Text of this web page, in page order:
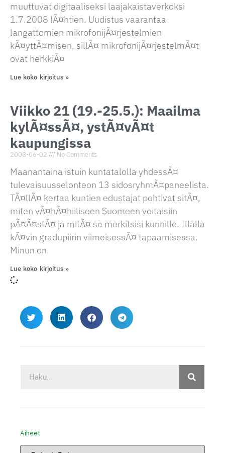
muuttuvat digitaaliseksi laajakaistaverkoksi
1.7.2008 lÃ¤htien. Uudistus vaarantaa
langattomien mikrofonijÃ¤rjestelmien
kÃ¤yttÃ¤misen, sillÃ¤ mikrofonijÃ¤rjestelmÃ¤t
ovat herkkiÃ¤
Lue koko kirjoitus »
Viikko 21 (19.-25.5.): Maailma
kylÃ¤ssÃ¤, ystÃ¤vÃ¤t
kaupungissa
2008-06-02 No Comments
Maanantaina istuin kuntatalolla yhdessÃ¤
tulevaisuusselonteon 13 sidosryhmÃ¤paneelista.
TÃ¤llÃ¤ kertaa kuntien edustajat pohtivat sitÃ¤,
miten vÃ¤hÃ¤hiiliseen Suomeen voitaisiin
pÃ¤Ã¤stÃ¤ ja mitÃ¤ se merkitsisi kunnille. Illalla
kÃ¤vin gradupiirin viimeisessÃ¤ tapaamisessa.
Minun on
Lue koko kirjoitus »
Aiheet